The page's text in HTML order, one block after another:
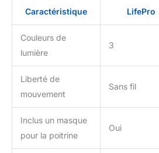
Caractéristique LifePro
Couleurs de
lumière
3
Liberté de
mouvement
Sans fil
Inclus un masque
pour la poitrine
Oui